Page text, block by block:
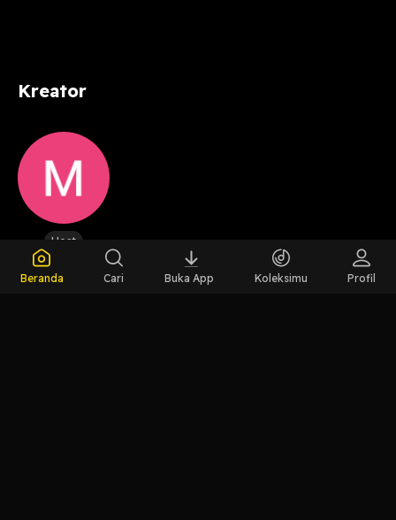
Kreator
Host
Masyhuri
Masyhuri
Beranda Cari Buka App Koleksimu Profil